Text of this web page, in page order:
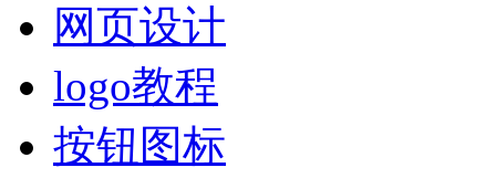
网页设计
logo教程
按钮图标